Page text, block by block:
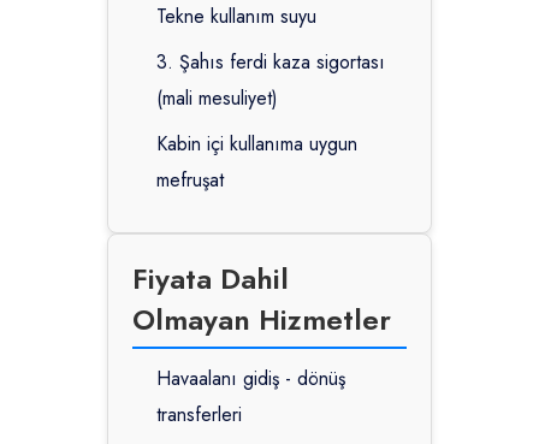
Tekne kullanım suyu
3. Şahıs ferdi kaza sigortası
(mali mesuliyet)
Kabin içi kullanıma uygun
mefruşat
Fiyata Dahil
Olmayan Hizmetler
Havaalanı gidiş - dönüş
transferleri